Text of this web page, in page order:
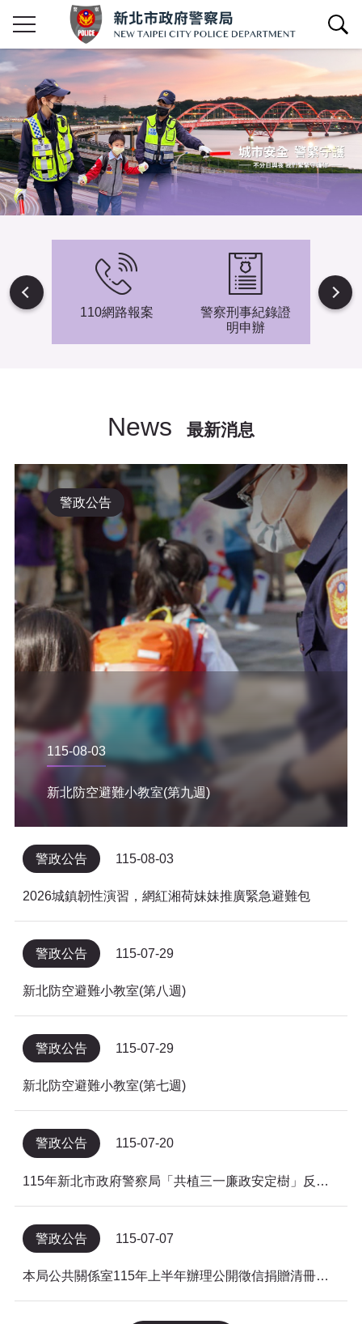
查詢區開關
難專 110網路報案
警察刑事紀錄證
明申辦
新
News 最新消息
警政公告
115-08-03
新北防空避難小教室(第九週)
警政公告 115-08-03
2026城鎮韌性演習，網紅湘荷妹妹推廣緊急避難包
警政公告 115-07-29
新北防空避難小教室(第八週)
警政公告 115-07-29
新北防空避難小教室(第七週)
警政公告 115-07-20
115年新北市政府警察局「共植三一廉政安定樹」反貪倡廉有獎徵答得獎名單公告
警政公告 115-07-07
本局公共關係室115年上半年辦理公開徵信捐贈清冊及明細表，依公益勸募條例公告。